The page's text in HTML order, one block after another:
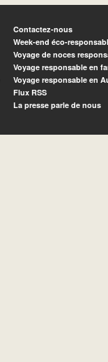
Contactez-nous
Week-end éco-
Voyage de noces
Voyage responsable en
Voyage responsable en
Flux RSS
La presse parle de nous